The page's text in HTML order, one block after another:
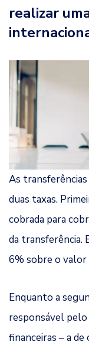
realizar
As
duas taxas.
cobrada para
da transferência.
6% sobre o
Enquanto a
responsável
financeiras – a